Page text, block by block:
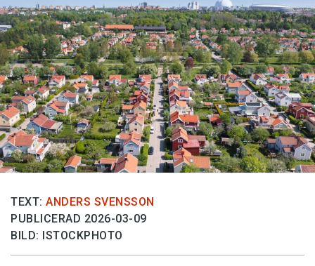
Kviss
Podden
Anmäl till språkpolisen
Föreslå nyord
Annonsera
Prenumerera
Läs Språktidningen digitalt
Press
TEXT: ANDERS SVENSSON
PUBLICERAD 2026-03-09
BILD: ISTOCKPHOTO